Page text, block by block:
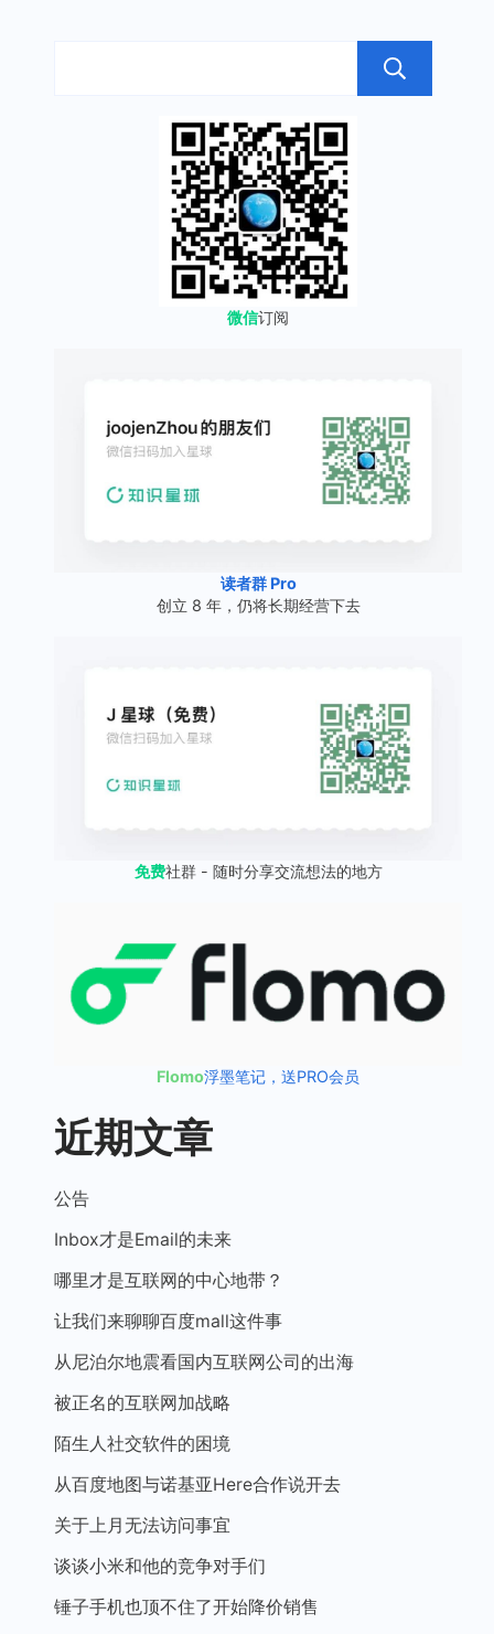
微信订阅
读者群 Pro
创立 8 年，仍将长期经营下去
免费社群 - 随时分享交流想法的地方
Flomo浮墨笔记，送PRO会员
近期文章
公告
Inbox才是Email的未来
哪里才是互联网的中心地带？
让我们来聊聊百度mall这件事
从尼泊尔地震看国内互联网公司的出海
被正名的互联网加战略
陌生人社交软件的困境
从百度地图与诺基亚Here合作说开去
关于上月无法访问事宜
谈谈小米和他的竞争对手们
锤子手机也顶不住了开始降价销售